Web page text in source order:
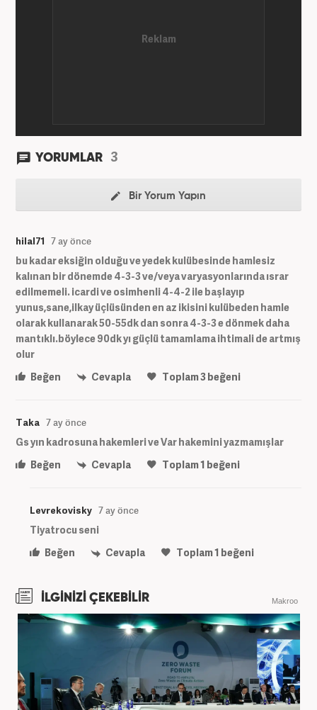
YORUMLAR 3
Bir Yorum Yapın
hilal71 7 ay önce
bu kadar eksiğin olduğu ve yedek kulübesinde hamlesiz
kalınan bir dönemde 4-3-3 ve/veya varyasyonlarında ısrar
edilmemeli. icardi ve osimhenli 4-4-2 ile başlayıp
yunus,sane,ilkay üçlüsünden en az ikisini kulübeden hamle
olarak kullanarak 50-55dk dan sonra 4-3-3 e dönmek daha
mantıklı.böylece 90dk yı güçlü tamamlama ihtimali de artmış
olur
Beğen
Cevapla Toplam3beğeni
Taka 7 ay önce
Gs yın kadrosuna hakemleri ve Var hakemini yazmamışlar
Beğen
Cevapla Toplam1 beğeni
Levrekovisky 7 ay önce
Tiyatrocu seni
Beğen
Cevapla Toplam1 beğeni
İLGİNİZİ ÇEKEBİLİR Makroo